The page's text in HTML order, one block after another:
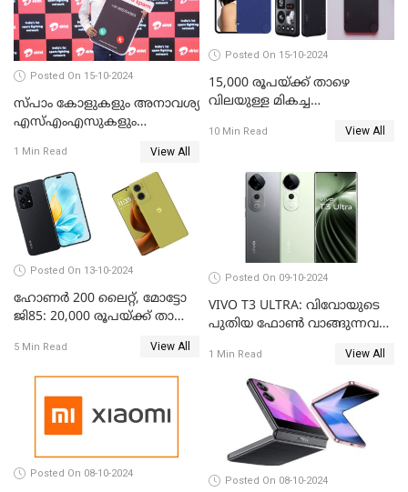
Posted On 15-10-2024
സ്പാം കോളുകളും അനാവശ്യ
എസ്എംഎസുകളും
എഐ ഫീച്ചറുമായി ഭാരതി
എയര്‍ടെല്‍
1 Min Read View All
Posted On 15-10-2024
15,000 രൂപയ്ക്ക് താഴെ
വിലയുള്ള മികച്ച
10 Min Read View All
Posted On 13-10-2024
ഹോണർ 200 ലൈറ്റ്, മോട്ടോ
ജി85: 20,000 രൂപയ്ക്ക് താഴെ
ഏതാണ്?
5 Min Read View All
Posted On 09-10-2024
VIVO T3 ULTRA: വിവോയുടെ
പുതിയ ഫോൺ വാങ്ങുന്നവർ
1 Min Read View All
Posted On 08-10-2024
Posted On 08-10-2024